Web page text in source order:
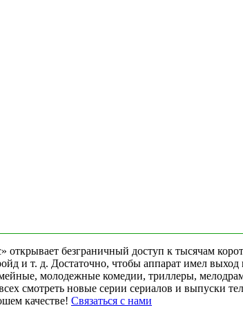
безграничный доступ к тысячам
и т. д. Достаточно, чтобы аппарат имел выход
молодежные комедии, триллеры,
смотреть новые серии сериалов и выпуски
качестве! Связаться с нами